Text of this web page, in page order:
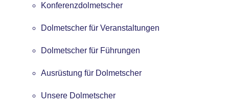
Konferenzdolmetscher
Dolmetscher für Veranstaltungen
Dolmetscher für Führungen
Ausrüstung für Dolmetscher
Unsere Dolmetscher